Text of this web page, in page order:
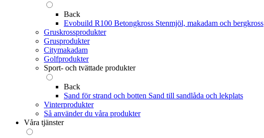
Back
Evobuild R100 Betongkross Stenmjöl, makadam och bergkross
Gruskrossprodukter
Grusprodukter
Citymakadam
Golfprodukter
Sport- och tvättade produkter
Back
Sand för strand och botten Sand till sandlåda och lekplats
Vinterprodukter
Så använder du våra produkter
Våra tjänster